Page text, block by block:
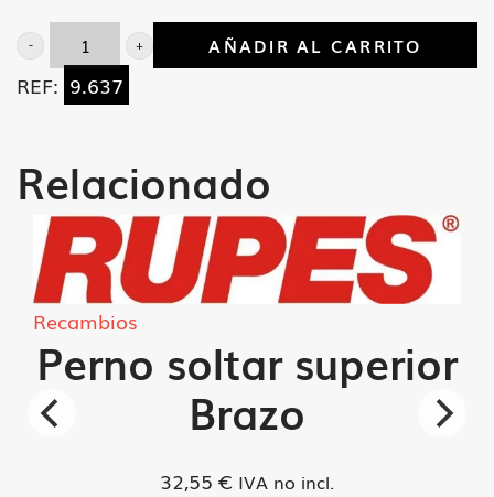
Tornillo
fijacion
51
cantidad
AÑADIR AL CARRITO
REF: 9.637
Relacionado
Recambios
Perno soltar superior
Brazo
32,55 € IVA no incl.